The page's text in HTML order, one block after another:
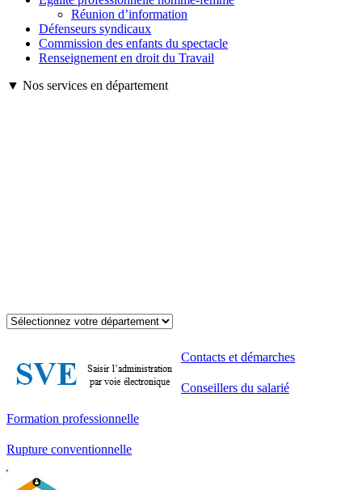
Réunion d’information
Défenseurs syndicaux
Commission des enfants du spectacle
Renseignement en droit du Travail
▼ Nos services en département
Contacts et démarches
Conseillers du salarié
Formation professionnelle
Rupture conventionnelle